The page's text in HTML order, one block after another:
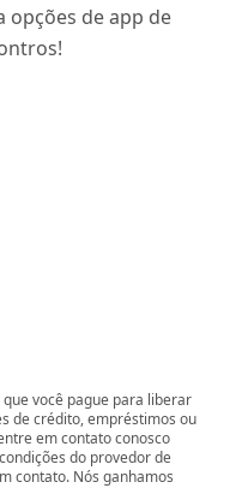
opções de app de
você pague para liberar
de crédito, empréstimos ou
em contato conosco
do provedor de
contato. Nós ganhamos